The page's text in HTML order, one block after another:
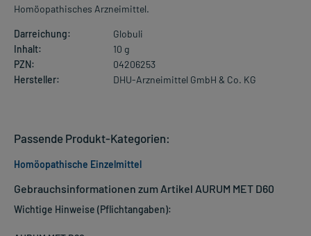
Homöopathisches Arzneimittel.
Darreichung:
Globuli
Inhalt:
10 g
PZN:
04206253
Hersteller:
DHU-Arzneimittel GmbH & Co. KG
Gebrauchsinformationen zum Artikel AURUM MET D60
Wichtige Hinweise (Pflichtangaben):
Passende Produkt-Kategorien:
Homöopathische Einzelmittel